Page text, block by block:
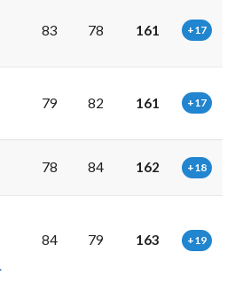
83 78 161 +17
79 82 161 +17
78 84 162 +18
84 79 163 +19